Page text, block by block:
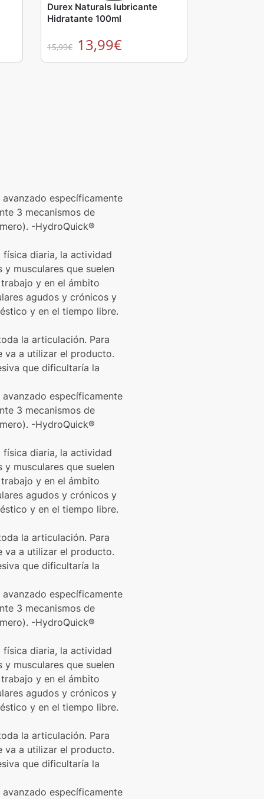
Durex Naturals lubricante
Hidratante 100ml
15,99€ 13,99€
específicamente
3 mecanismos de
-HydroQuick®
diaria, la actividad
musculares que suelen
y en el ámbito
agudos y crónicos y
y en el tiempo libre.
la articulación. Para
va a utilizar el producto.
que dificultaría la
específicamente
3 mecanismos de
-HydroQuick®
diaria, la actividad
musculares que suelen
y en el ámbito
agudos y crónicos y
y en el tiempo libre.
la articulación. Para
va a utilizar el producto.
que dificultaría la
específicamente
3 mecanismos de
-HydroQuick®
diaria, la actividad
musculares que suelen
y en el ámbito
agudos y crónicos y
y en el tiempo libre.
la articulación. Para
va a utilizar el producto.
que dificultaría la
específicamente